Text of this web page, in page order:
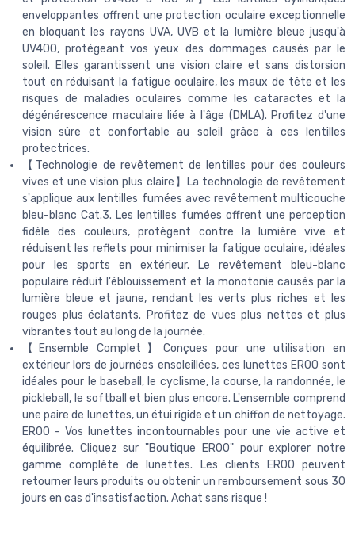
enveloppantes offrent une protection oculaire exceptionnelle
en bloquant les rayons UVA, UVB et la lumière bleue jusqu'à
UV400, protégeant vos yeux des dommages causés par le
soleil. Elles garantissent une vision claire et sans distorsion
tout en réduisant la fatigue oculaire, les maux de tête et les
risques de maladies oculaires comme les cataractes et la
dégénérescence maculaire liée à l'âge (DMLA). Profitez d'une
vision sûre et confortable au soleil grâce à ces lentilles
protectrices.
【Technologie de revêtement de lentilles pour des couleurs
vives et une vision plus claire】La technologie de revêtement
s'applique aux lentilles fumées avec revêtement multicouche
bleu-blanc Cat.3. Les lentilles fumées offrent une perception
fidèle des couleurs, protègent contre la lumière vive et
réduisent les reflets pour minimiser la fatigue oculaire, idéales
pour les sports en extérieur. Le revêtement bleu-blanc
populaire réduit l'éblouissement et la monotonie causés par la
lumière bleue et jaune, rendant les verts plus riches et les
rouges plus éclatants. Profitez de vues plus nettes et plus
vibrantes tout au long de la journée.
【Ensemble Complet】Conçues pour une utilisation en
extérieur lors de journées ensoleillées, ces lunettes ER00 sont
idéales pour le baseball, le cyclisme, la course, la randonnée, le
pickleball, le softball et bien plus encore. L'ensemble comprend
une paire de lunettes, un étui rigide et un chiffon de nettoyage.
ER00 - Vos lunettes incontournables pour une vie active et
équilibrée. Cliquez sur "Boutique ER00" pour explorer notre
gamme complète de lunettes. Les clients ER00 peuvent
retourner leurs produits ou obtenir un remboursement sous 30
jours en cas d'insatisfaction. Achat sans risque !